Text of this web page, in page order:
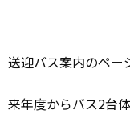
送迎バス案内のペー
来年度からバス2台